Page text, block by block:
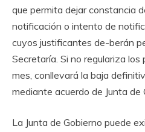
que permita dejar constancia
notificación o intento de
cuyos justificantes de-berán
Secretaría. Si no regulariza
mes, conllevará la baja
mediante acuerdo de Junta de
La Junta de Gobierno puede